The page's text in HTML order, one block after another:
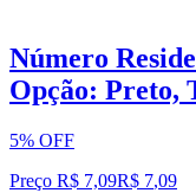
Número
Opção: Preto,
5% OFF
Preço R$ 7,09R$ 7,09